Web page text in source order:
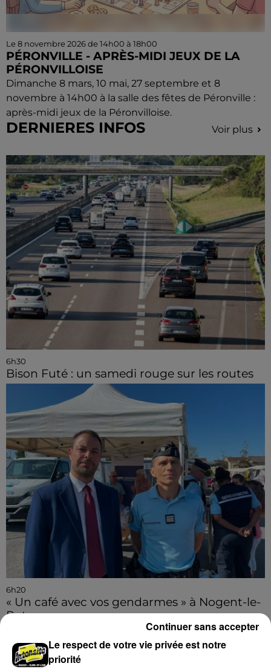
Le 8 novembre 2026 de 14h00 à 18h00
PÉRONVILLE - APRÈS-MIDI JEUX DE LA
PÉRONVILLOISE
Dimanche 8 mars, 10 mai, 27 septembre et 8
novembre à 14h00 à la salle des fêtes de Péronville :
après-midi jeux de la Péronvilloise.
DERNIERES INFOS Voir plus
6h30
Bison Futé : un samedi rouge sur les routes
6h20
« Un café avec vos gendarmes » à Nogent-le-
Rotrou
Le respect de votre vie privée est notre
priorité
Continuer sans accepter